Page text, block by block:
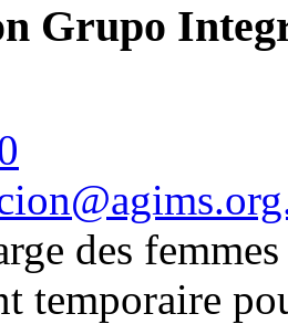
Grupo
des
temporaire